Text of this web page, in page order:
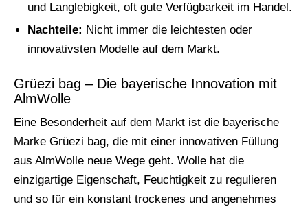
und Langlebigkeit, oft gute Verfügbarkeit im Handel.
Nachteile: Nicht immer die leichtesten oder
innovativsten Modelle auf dem Markt.
Grüezi bag – Die bayerische Innovation mit
AlmWolle
Eine Besonderheit auf dem Markt ist die bayerische
Marke Grüezi bag, die mit einer innovativen Füllung
aus AlmWolle neue Wege geht. Wolle hat die
einzigartige Eigenschaft, Feuchtigkeit zu regulieren
und so für ein konstant trockenes und angenehmes